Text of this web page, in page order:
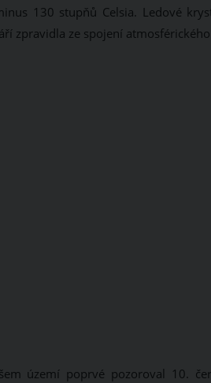
130 stupňů Celsia. Ledové
zpravidla ze spojení
území poprvé pozoroval 10.